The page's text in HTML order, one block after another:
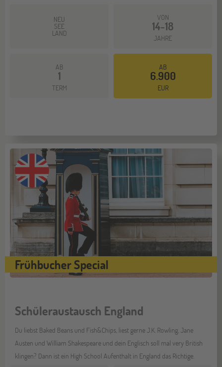
NEU
SEE
LAND
VON
14-18
JAHRE
AB
1
TERM
AB
6.900
EUR
Frühbucher Special
Schüleraustausch England
Du liebst Baked Beans und Fish&Chips, liest gerne J.K. Rowling, Jane
Austen und William Shakespeare und dein Englisch soll mal very British
klingen? Dann ist ein High School Aufenthalt in England das Richtige.